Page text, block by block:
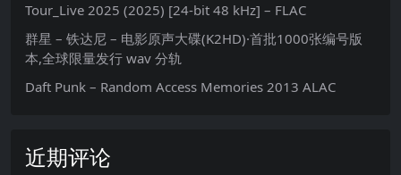
Tour_Live 2025 (2025) [24-bit 48 kHz] – FLAC
群星 – 铁达尼 – 电影原声大碟(K2HD)·首批1000张编号版
本,全球限量发行 wav 分轨
Daft Punk – Random Access Memories 2013 ALAC
近期评论